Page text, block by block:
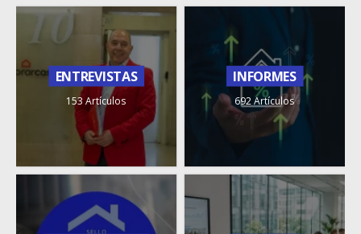
ENTREVISTAS
153 Artículos
INFORMES
692 Artículos